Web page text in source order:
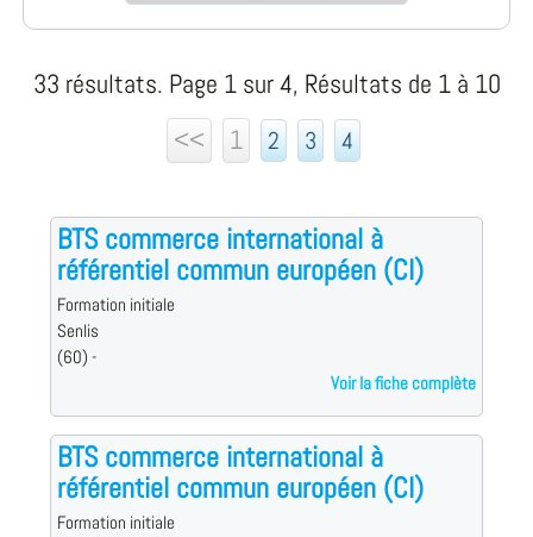
33 résultats. Page 1 sur 4, Résultats de 1 à 10
<<
1 2 3 4
BTS commerce international à
référentiel commun européen (CI)
Formation initiale
Senlis
(60) -
Voir la fiche complète
BTS commerce international à
référentiel commun européen (CI)
Formation initiale